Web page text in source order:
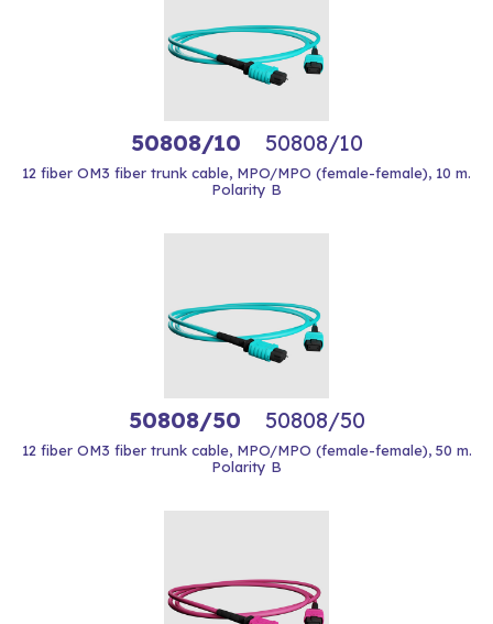
50808/10 50808/10
12 fiber OM3 fiber trunk cable, MPO/MPO (female-female), 10 m.
Polarity B
50808/50 50808/50
12 fiber OM3 fiber trunk cable, MPO/MPO (female-female), 50 m.
Polarity B